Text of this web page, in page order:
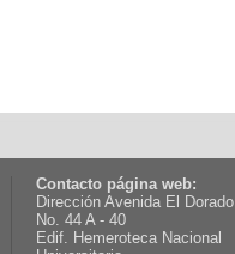
Contacto página web:
Dirección Avenida El Dorado
No. 44 A - 40
Edif. Hemeroteca Nacional